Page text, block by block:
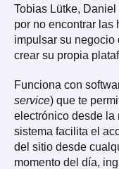
Tobias Lütke,
por no encontrar las
impulsar su negocio
crear su propia
Funciona con
service) que te
electrónico desde la
sistema facilita el
del sitio desde
momento del día,